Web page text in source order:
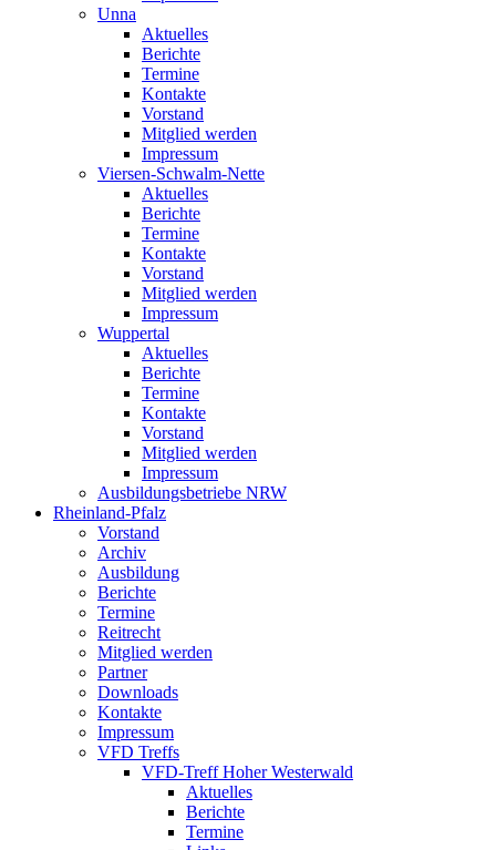
Unna
Aktuelles
Berichte
Termine
Kontakte
Vorstand
Mitglied werden
Impressum
Viersen-Schwalm-Nette
Aktuelles
Berichte
Termine
Kontakte
Vorstand
Mitglied werden
Impressum
Wuppertal
Aktuelles
Berichte
Termine
Kontakte
Vorstand
Mitglied werden
Impressum
Ausbildungsbetriebe NRW
Rheinland-Pfalz
Vorstand
Archiv
Ausbildung
Berichte
Termine
Reitrecht
Mitglied werden
Partner
Downloads
Kontakte
Impressum
VFD Treffs
VFD-Treff Hoher Westerwald
Aktuelles
Berichte
Termine